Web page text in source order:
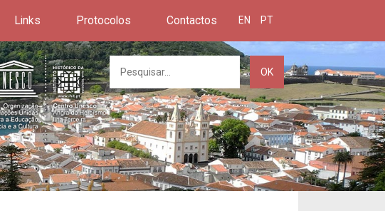
Links Protocolos Contactos EN PT
OK